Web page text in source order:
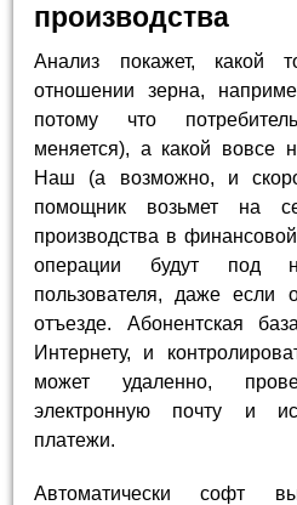
производства
Анализ покажет, какой
отношении зерна,
потому что
меняется), а какой вовсе
Наш (а возможно, и
помощник возьмет на
производства в
операции будут под
пользователя, даже если
отъезде. Абонентская
Интернету, и
может удаленно,
электронную почту и
платежи.
Автоматически софт